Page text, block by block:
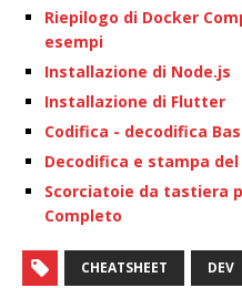
Riepilogo di Docker
esempi
Installazione di Node.js
Installazione di Flutter
Codifica - decodifica
Decodifica e stampa del
Scorciatoie da tastiera
Completo
CHEATSHEET DEV